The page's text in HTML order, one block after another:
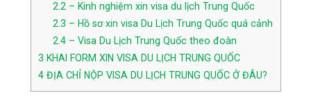
2.2– Kinh nghiệm xin visa du lịch Trung Quốc
2.3 – Hồ sơ xin visa Du Lịch Trung Quốc quá cảnh
2.4– Visa Du Lịch Trung Quốc theo đoàn
3 KHAI FORM XIN VISA DU LỊCH TRUNG QUỐC
4ĐỊA CHỈ NỘP VISA DU LỊCH TRUNG QUỐC Ở ĐÂU?